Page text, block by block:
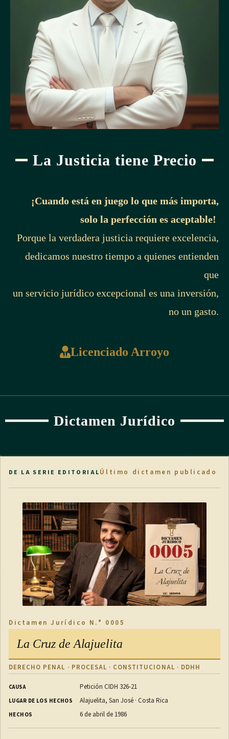
La Justicia tiene Precio
¡Cuando está en juego lo que más importa,
solo la perfección es aceptable!
Porque la verdadera justicia requiere excelencia,
dedicamos nuestro tiempo a quienes entienden
que
un servicio jurídico excepcional es una inversión,
no un gasto.
Licenciado Arroyo
Dictamen Jurídico
DE LA SERIE EDITORIALÚltimo dictamen publicado
Dictamen Jurídico N.° 0005
La Cruz de Alajuelita
DERECHO PENAL · PROCESAL · CONSTITUCIONAL · DDHH
CAUSA Petición CIDH 326-21
LUGAR DE LOS HECHOS Alajuelita, San José · Costa Rica
HECHOS 6 de abril de 1986